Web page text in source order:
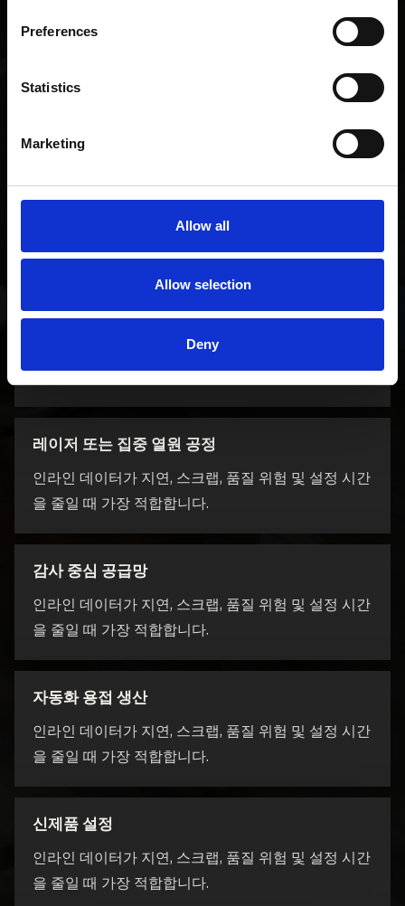
Preferences
Statistics
Marketing
Allow all
Allow selection
Deny
고속 튜브 밀
인라인 데이터가 지연, 스크랩, 품질 위험 및 설정 시간
을 줄일 때 가장 적합합니다.
정밀 또는 스테인리스 튜브 생산
인라인 데이터가 지연, 스크랩, 품질 위험 및 설정 시간
을 줄일 때 가장 적합합니다.
레이저 또는 집중 열원 공정
인라인 데이터가 지연, 스크랩, 품질 위험 및 설정 시간
을 줄일 때 가장 적합합니다.
감사 중심 공급망
인라인 데이터가 지연, 스크랩, 품질 위험 및 설정 시간
을 줄일 때 가장 적합합니다.
자동화 용접 생산
인라인 데이터가 지연, 스크랩, 품질 위험 및 설정 시간
을 줄일 때 가장 적합합니다.
신제품 설정
인라인 데이터가 지연, 스크랩, 품질 위험 및 설정 시간
을 줄일 때 가장 적합합니다.